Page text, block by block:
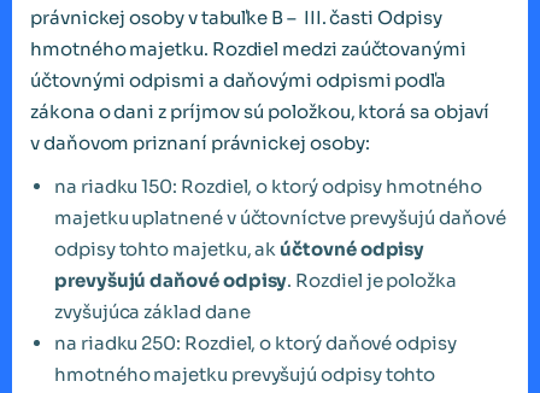
právnickej osoby v tabuľke B – III. časti Odpisy
hmotného majetku. Rozdiel medzi zaúčtovanými
účtovnými odpismi a daňovými odpismi podľa
zákona o dani z príjmov sú položkou, ktorá sa objaví
v daňovom priznaní právnickej osoby:
na riadku 150: Rozdiel, o ktorý odpisy hmotného
majetku uplatnené v účtovníctve prevyšujú daňové
odpisy tohto majetku, ak účtovné odpisy
prevyšujú daňové odpisy. Rozdiel je položka
zvyšujúca základ dane
na riadku 250: Rozdiel, o ktorý daňové odpisy
hmotného majetku prevyšujú odpisy tohto